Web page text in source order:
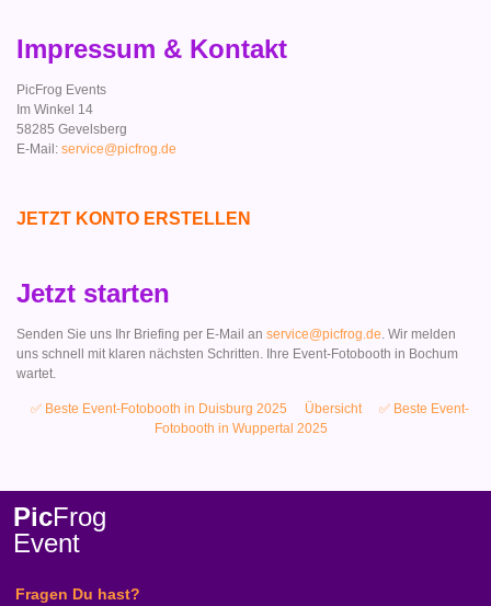
Impressum & Kontakt
PicFrog Events
Im Winkel 14
58285 Gevelsberg
E-Mail: service@picfrog.de
JETZT KONTO ERSTELLEN
Jetzt starten
Senden Sie uns Ihr Briefing per E-Mail an service@picfrog.de. Wir melden
uns schnell mit klaren nächsten Schritten. Ihre Event-Fotobooth in Bochum
wartet.
✅ Beste Event-Fotobooth in Duisburg 2025 Übersicht
✅ Beste Event-
Fotobooth in Wuppertal 2025
PicFrog
Event
Fragen Du hast?